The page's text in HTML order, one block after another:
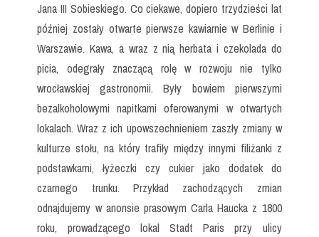
Jana III Sobieskiego. Co ciekawe, dopiero trzydzieści lat
później zostały otwarte pierwsze kawiarnie w Berlinie i
Warszawie. Kawa, a wraz z nią herbata i czekolada do
picia, odegrały znaczącą rolę w rozwoju nie tylko
wrocławskiej gastronomii. Były bowiem pierwszymi
bezalkoholowymi napitkami oferowanymi w otwartych
lokalach. Wraz z ich upowszechnieniem zaszły zmiany w
kulturze stołu, na który trafiły między innymi filiżanki z
podstawkami, łyżeczki czy cukier jako dodatek do
czarnego trunku. Przykład zachodzących zmian
odnajdujemy w anonsie prasowym Carla Haucka z 1800
roku, prowadzącego lokal Stadt Paris przy ulicy